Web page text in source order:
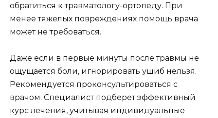
обратиться к травматологу-ортопеду. При
менее тяжелых повреждениях помощь врача
может не требоваться.
Даже если в первые минуты после травмы не
ощущается боли, игнорировать ушиб нельзя.
Рекомендуется проконсультироваться с
врачом. Специалист подберет эффективный
курс лечения, учитывая индивидуальные